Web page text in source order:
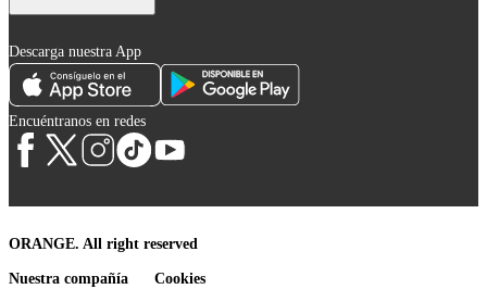
Descarga nuestra App
Encuéntranos en redes
ORANGE. All right reserved
Nuestra compañía Cookies